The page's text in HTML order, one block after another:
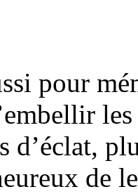
pour
d’éclat,
de